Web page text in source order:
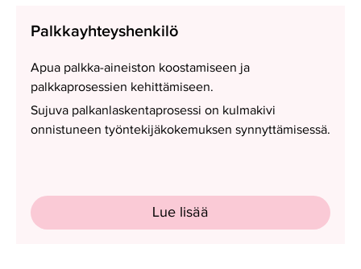
Palkkayhteyshenkilö
Apua palkka-aineiston koostamiseen ja
palkkaprosessien kehittämiseen.
Sujuva palkanlaskentaprosessi on kulmakivi
onnistuneen työntekijäkokemuksen synnyttämisessä.
Lue lisää